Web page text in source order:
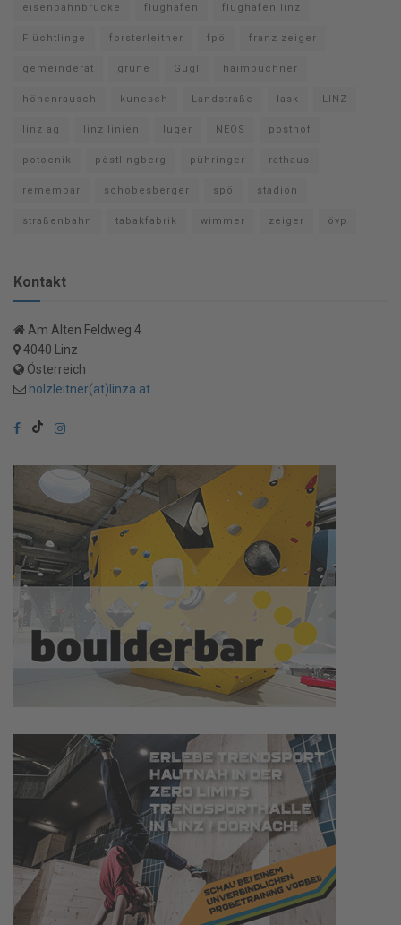
eisenbahnbrücke flughafen flughafen linz
Flüchtlinge forsterleitner fpö franz zeiger
gemeinderat grüne Gugl haimbuchner
höhenrausch kunesch Landstraße lask LINZ
linz ag linz linien luger NEOS posthof
potocnik pöstlingberg pühringer rathaus
remembar schobesberger spö stadion
straßenbahn tabakfabrik wimmer zeiger övp
Kontakt
Am Alten Feldweg 4
4040 Linz
Österreich
holzleitner(at)linza.at